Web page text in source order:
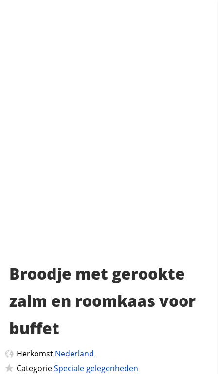
Broodje met gerookte
zalm en roomkaas voor
buffet
Herkomst Nederland
CategorieSpeciale gelegenheden